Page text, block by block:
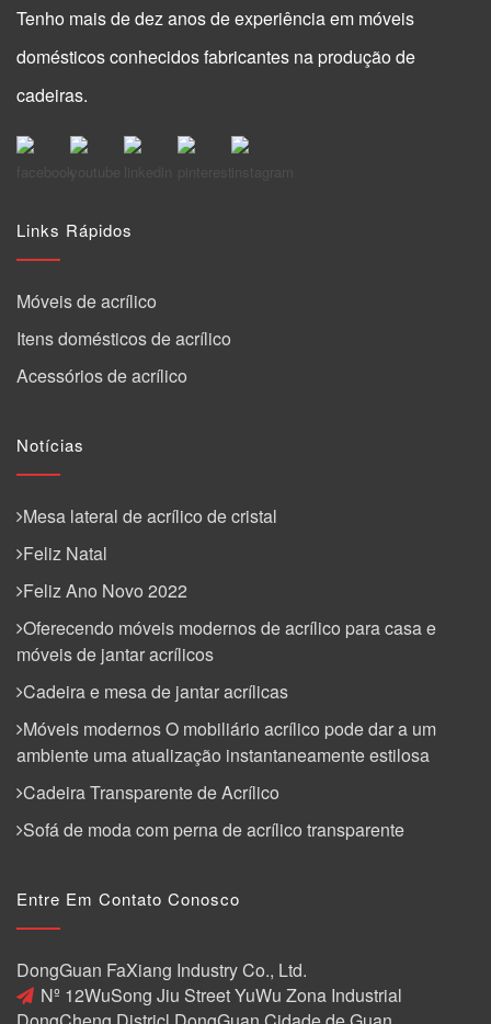
Tenho mais de dez anos de experiência em móveis
domésticos conhecidos fabricantes na produção de
cadeiras.
Links Rápidos
Móveis de acrílico
Itens domésticos de acrílico
Acessórios de acrílico
Notícias
Mesa lateral de acrílico de cristal
Feliz Natal
Feliz Ano Novo 2022
Oferecendo móveis modernos de acrílico para casa e
móveis de jantar acrílicos
Cadeira e mesa de jantar acrílicas
Móveis modernos O mobiliário acrílico pode dar a um
ambiente uma atualização instantaneamente estilosa
Cadeira Transparente de Acrílico
Sofá de moda com perna de acrílico transparente
Entre Em Contato Conosco
DongGuan FaXiang Industry Co., Ltd.
Nº 12WuSong Jiu Street YuWu Zona Industrial